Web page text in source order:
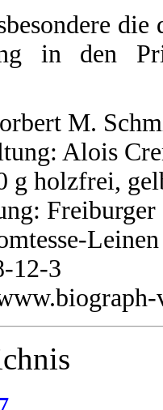
die
in den
M.
Alois
g holzfrei,
12-3